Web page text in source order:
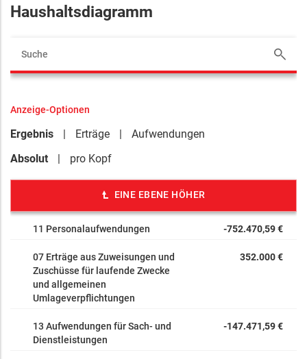
605100 Strom
605300 Fernwärme
605700 Abwasser
606300 Materialaufwand für Einrichtungen und
607010 Aufwendungen für Berufskleidung,
Arbeitsschutzmittel u. ä.
608900 Übriger sonstiger Materialaufwand
610010 Fremdleistungen für Erzeugnisse und andere
613100 Aufwandsentschädigungen für ehrenamtl. Tätige
(soweit nicht Hkto. 678)
613901 Fremdleistg Spielplatzkontr.
616100 Instandhaltung der Gebäude und Außenanlagen
(Bauunterhaltung)
Allgemeine Bauunterhaltung (5.000 Euro), Instandh.
Blitzschutzanlagen (2.000 Euro) Gebäudeinstandhaltung
durch Firma Scherer gem. Leistungsvertrag (8.500 Euro)
Haushaltsdiagramm
Anzeige-Optionen
Ergebnis Erträge
Aufwendungen
Absolut
pro Kopf
EINE EBENE HÖHER
11 Personalaufwendungen -752.470,59 €
07 Erträge aus Zuweisungen und
Zuschüsse für laufende Zwecke
und allgemeinen
Umlageverpflichtungen
352.000 €
13 Aufwendungen für Sach- und
Dienstleistungen
-147.471,59 €